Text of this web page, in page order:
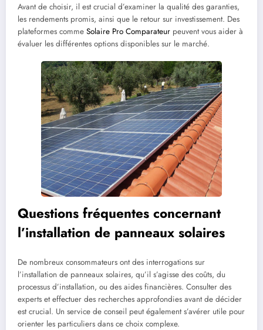
Avant de choisir, il est crucial d’examiner la qualité des garanties,
les rendements promis, ainsi que le retour sur investissement. Des
plateformes comme Solaire Pro Comparateur peuvent vous aider à
évaluer les différentes options disponibles sur le marché.
Questions fréquentes concernant
l’installation de panneaux solaires
De nombreux consommateurs ont des interrogations sur
l’installation de panneaux solaires, qu’il s’agisse des coûts, du
processus d’installation, ou des aides financières. Consulter des
experts et effectuer des recherches approfondies avant de décider
est crucial. Un service de conseil peut également s’avérer utile pour
orienter les particuliers dans ce choix complexe.